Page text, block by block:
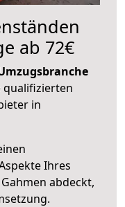
ab 72€
qualifizierten
in
Ihres
abdeckt,